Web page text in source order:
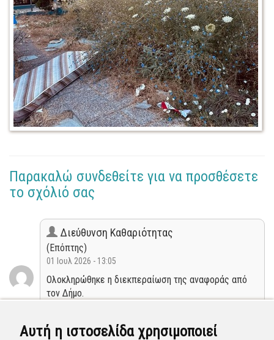
Αυτή η ιστοσελίδα χρησιμοποιεί
Παρακαλώ συνδεθείτε για να προσθέσετε
το σχόλιό σας
Διεύθυνση Καθαριότητας
(Επόπτης)
01 Ιουλ 2026 - 13:05
Ολοκληρώθηκε η διεκπεραίωση της αναφοράς από
τον Δήμο.